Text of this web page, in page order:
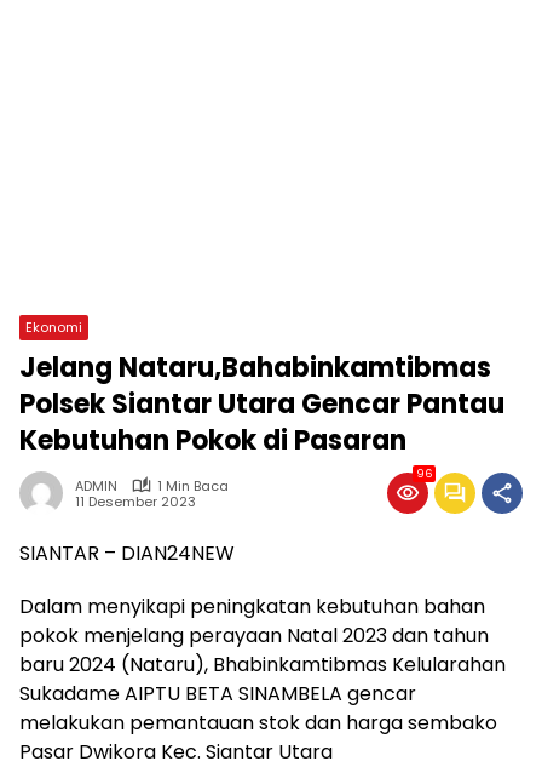
Ekonomi
Jelang Nataru,Bahabinkamtibmas
Polsek Siantar Utara Gencar Pantau
Kebutuhan Pokok di Pasaran
ADMIN
1 Min Baca
11 Desember 2023
96
SIANTAR – DIAN24NEW
Dalam menyikapi peningkatan kebutuhan bahan
pokok menjelang perayaan Natal 2023 dan tahun
baru 2024 (Nataru), Bhabinkamtibmas Kelularahan
Sukadame AIPTU BETA SINAMBELA gencar
melakukan pemantauan stok dan harga sembako
Pasar Dwikora Kec. Siantar Utara